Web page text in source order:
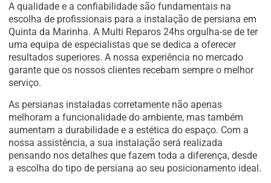
A qualidade e a confiabilidade são fundamentais na
escolha de profissionais para a instalação de persiana em
Quinta da Marinha. A Multi Reparos 24hs orgulha-se de ter
uma equipa de especialistas que se dedica a oferecer
resultados superiores. A nossa experiência no mercado
garante que os nossos clientes recebam sempre o melhor
serviço.
As persianas instaladas corretamente não apenas
melhoram a funcionalidade do ambiente, mas também
aumentam a durabilidade e a estética do espaço. Com a
nossa assistência, a sua instalação será realizada
pensando nos detalhes que fazem toda a diferença, desde
a escolha do tipo de persiana ao seu posicionamento ideal.